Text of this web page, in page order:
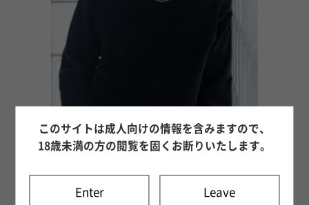
26年07月29日 22時23分
このサイトは成人向けの情報を含みますので、
18歳未満の方の閲覧を固くお断りいたします。
Enter Leave